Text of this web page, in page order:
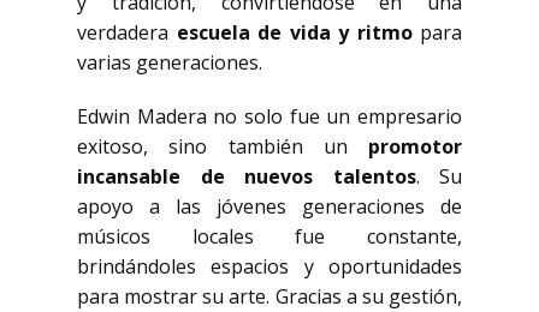
verdadera escuela de vida y ritmopara
varias generaciones.
Edwin Madera no solo fue un empresario
exitoso, sino también un promotor
incansable de nuevos talentos. Su
apoyo a las jóvenes generaciones de
músicos locales fue constante,
brindándoles espacios y oportunidades
para mostrar su arte. Gracias a su gestión,